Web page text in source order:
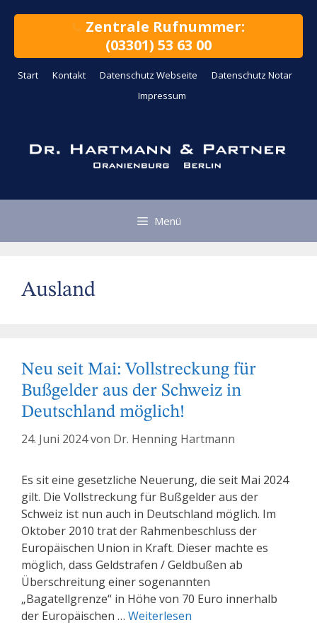
Zentrale Rufnummer:
(03301) 53 63 00
Start Kontakt Datenschutz Webseite
Datenschutz Notar
Impressum
Menü
Ausland
Neu seit Mai: Vollstreckung für
Bußgelder aus der Schweiz in
Deutschland möglich!
24. Juni 2024von Dr. Henning Hartmann
Es sit eine gesetzliche Neuerung, die seit Mai 2024
gilt. Die Vollstreckung für Bußgelder aus der
Schweiz ist nun auch in Deutschland möglich. Im
Oktober 2010 trat der Rahmenbeschluss der
Europäischen Union in Kraft. Dieser machte es
möglich, dass Geldstrafen / Geldbußen ab
Überschreitung einer sogenannten
„Bagatellgrenze“ in Höhe von 70 Euro innerhalb
der Europäischen … Weiterlesen